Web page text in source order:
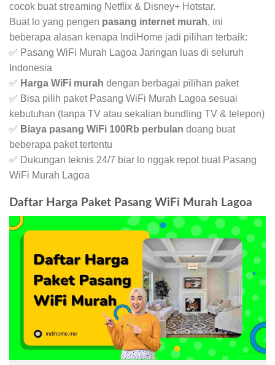
cocok buat streaming Netflix & Disney+ Hotstar.
Buat lo yang pengen pasang internet murah, ini
beberapa alasan kenapa IndiHome jadi pilihan terbaik:
✅ Pasang WiFi Murah Lagoa Jaringan luas di seluruh
Indonesia
✅ Harga WiFi murah dengan berbagai pilihan paket
✅ Bisa pilih paket Pasang WiFi Murah Lagoa sesuai
kebutuhan (tanpa TV atau sekalian bundling TV & telepon)
✅ Biaya pasang WiFi 100Rb perbulan doang buat
beberapa paket tertentu
✅ Dukungan teknis 24/7 biar lo nggak repot buat Pasang
WiFi Murah Lagoa
Daftar Harga Paket Pasang WiFi Murah Lagoa